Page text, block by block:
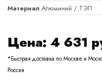
Материал Алюминий / ТЭП
Цена: 4 631
*Быстрая доставка по Москве и
России